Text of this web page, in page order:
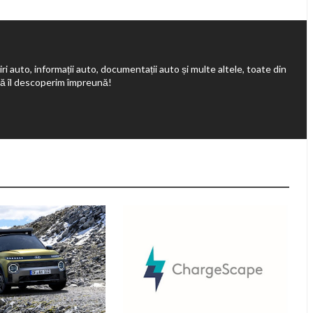
auto, informații auto, documentații auto și multe altele, toate din
îl descoperim împreună!